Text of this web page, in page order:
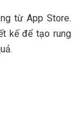
từ App Store.
kế để tạo rung